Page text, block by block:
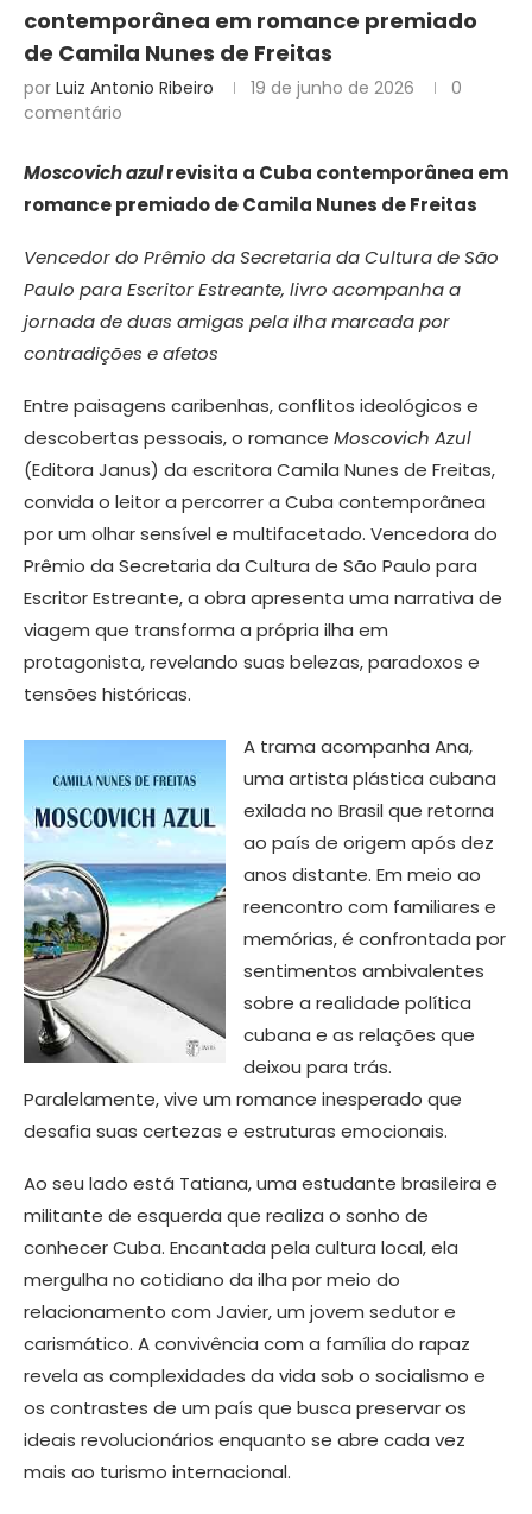
contemporânea em romance premiado
de Camila Nunes de Freitas
por Luiz Antonio Ribeiro 19 de junho de 2026
0
comentário
Moscovich azulrevisita a Cuba contemporânea em
romance premiado de Camila Nunes de Freitas
Vencedor do Prêmio da Secretaria da Cultura de São
Paulo para Escritor Estreante, livro acompanha a
jornada de duas amigas pela ilha marcada por
contradições e afetos
Entre paisagens caribenhas, conflitos ideológicos e
descobertas pessoais, o romance Moscovich Azul
(Editora Janus) da escritora Camila Nunes de Freitas,
convida o leitor a percorrer a Cuba contemporânea
por um olhar sensível e multifacetado. Vencedora do
Prêmio da Secretaria da Cultura de São Paulo para
Escritor Estreante, a obra apresenta uma narrativa de
viagem que transforma a própria ilha em
protagonista, revelando suas belezas, paradoxos e
tensões históricas.
A trama acompanha Ana,
uma artista plástica cubana
exilada no Brasil que retorna
ao país de origem após dez
anos distante. Em meio ao
reencontro com familiares e
memórias, é confrontada por
sentimentos ambivalentes
sobre a realidade política
cubana e as relações que
deixou para trás.
Paralelamente, vive um romance inesperado que
desafia suas certezas e estruturas emocionais.
Ao seu lado está Tatiana, uma estudante brasileira e
militante de esquerda que realiza o sonho de
conhecer Cuba. Encantada pela cultura local, ela
mergulha no cotidiano da ilha por meio do
relacionamento com Javier, um jovem sedutor e
carismático. A convivência com a família do rapaz
revela as complexidades da vida sob o socialismo e
os contrastes de um país que busca preservar os
ideais revolucionários enquanto se abre cada vez
mais ao turismo internacional.